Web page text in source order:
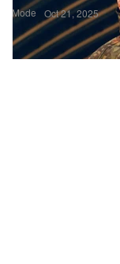
Mode Oct 21, 2025